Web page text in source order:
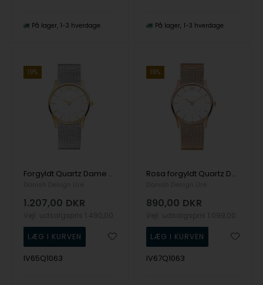
På lager 1-3 hverdage På lager 1-3 hverdage
19%
Forgyldt Quartz Dame ur fra Danish Design, IV65Q1063
1.207,00 DKR
IV65Q1063
19%
Rosa forgyldt Quartz Dame ur fra Danish Design, IV67Q1063
890,00 DKR
IV67Q1063